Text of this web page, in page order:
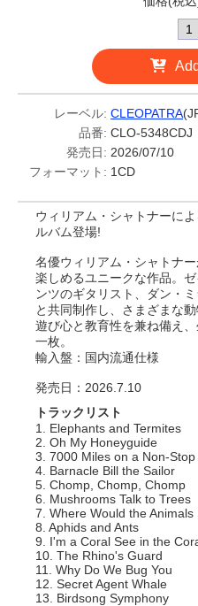
レーベル: CLEOPATRA
品番: CLO-5348CDJ
発売日: 2026/07/10
フォーマット: 1CD
ウィリアム・シャトナーに
ルバム登場!
名優ウィリアム・シャトナ
楽しめるユニークな作品。
ンツのギタリスト、ダン・
と共同制作し、さまざまな
遊び心と教育性を兼ね備え
一枚。
輸入盤：国内流通仕様
発売日：2026.7.10
トラックリスト
1. Elephants and Termites
2. Oh My Honeyguide
3. 7000 Miles on a Non-
4. Barnacle Bill the Sailor
5. Chomp, Chomp, Chomp
6. Mushrooms Talk to Trees
7. Where Would the Animals
8. Aphids and Ants
9. I'm a Coral See in the
10. The Rhino's Guard
11. Why Do We Bug You
12. Secret Agent Whale
13. Birdsong Symphony